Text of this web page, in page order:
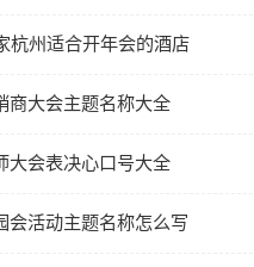
杭州适合开年会的酒店
商大会主题名称大全
大会表决心口号大全
会活动主题名称怎么写